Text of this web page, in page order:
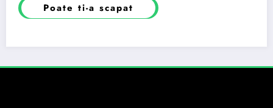
Poate ti-a scapat